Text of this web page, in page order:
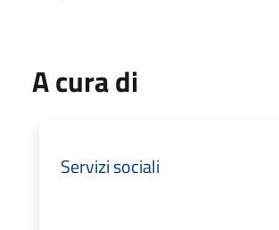
A cura di
Servizi sociali